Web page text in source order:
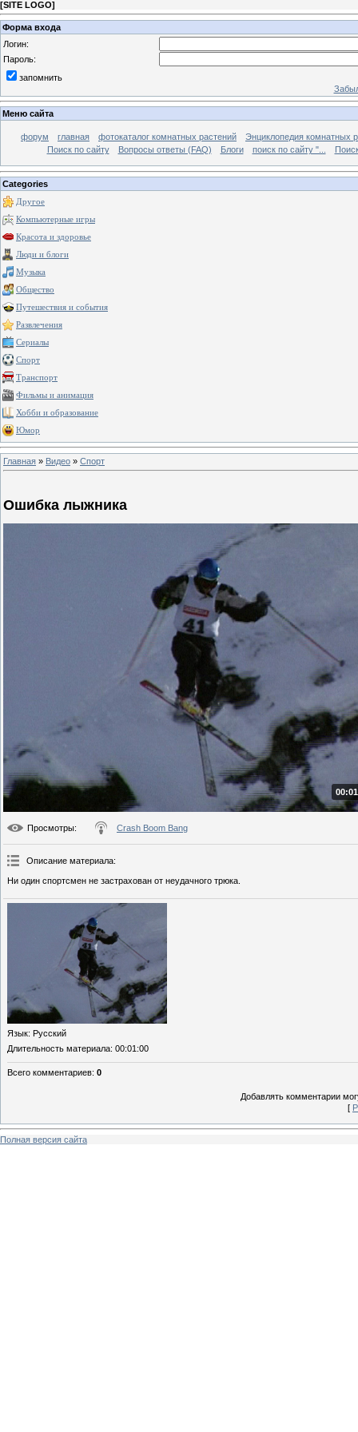
[SITE LOGO]
Форма входа
Логин:
Пароль:
запомнить
Меню сайта
форум главная фотокаталог комнатных растений
Энциклопедия комнатных
Поиск по сайту
Вопросы ответы (FAQ) Блоги поиск по сайту "...
Categories
Другое
Компьютерные игры
Красота и здоровье
Люди и блоги
Музыка
Общество
Путешествия и события
Развлечения
Сериалы
Спорт
Транспорт
Фильмы и анимация
Хобби и образование
Юмор
Главная » Видео » Спорт
Ошибка лыжника
Просмотры: Crash Boom Bang
Описание материала:
Ни один спортсмен не застрахован от неудачного трюка.
Язык: Русский
Длительность материала: 00:01:00
Всего комментариев: 0
Добавлять комментарии
[
Полная версия сайта